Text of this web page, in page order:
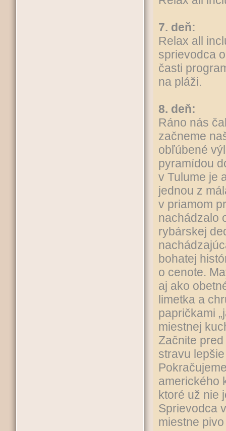
7. deň:
Relax all
sprievodca
časti
na pláži.
8. deň:
Ráno nás
začneme
obľúbené
pyramídou
v Tulume je
jednou z
v priamom
nachádzalo
rybárskej
bohatej
o cenote.
aj ako
limetka a
papričkami
miestnej
Začnite
stravu
amerického
ktoré už nie
Sprievodca
miestne